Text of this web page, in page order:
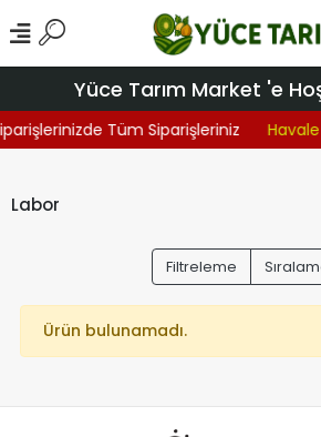
Yüce Tarım Market 'e
Tüm Siparişleriniz
Labor
Filtreleme
Ürün bulunamadı.